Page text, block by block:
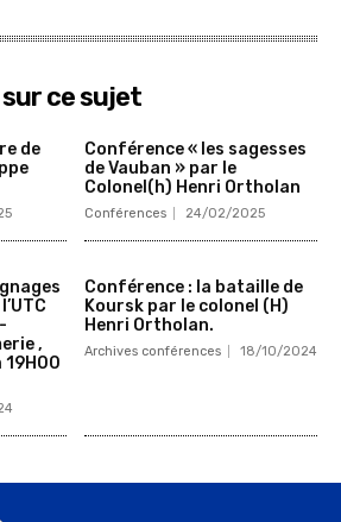
ce sujet
de
Conférence « les sagesses
de Vauban » par le
Colonel(h) Henri Ortholan
Conférences 24/02/2025
,
19H00
Conférence : la bataille de
Koursk par le colonel (H)
Henri Ortholan.
Archives conférences 18/10/2024